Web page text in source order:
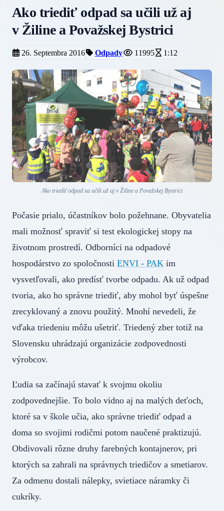
Ako triediť odpad sa učili už aj
v Žiline a Považskej Bystrici
26. Septembra 2016 Odpady 11995 1:12
Ako triediť odpad sa učili už aj v Žiline a Považskej Bystrici
Počasie prialo, účastníkov bolo požehnane. Obyvatelia
mali možnosť spraviť si test ekologickej stopy na
životnom prostredí. Odborníci na odpadové
hospodárstvo zo spoločnosti ENVI - PAK im
vysvetľovali, ako predísť tvorbe odpadu. Ak už odpad
tvoria, ako ho správne triediť, aby mohol byť úspešne
zrecyklovaný a znovu použitý. Mnohí nevedeli, že
vďaka triedeniu môžu ušetriť. Triedený zber totiž na
Slovensku uhrádzajú organizácie zodpovednosti
výrobcov.
Ľudia sa začínajú stavať k svojmu okoliu
zodpovednejšie. To bolo vidno aj na malých deťoch,
ktoré sa v škole učia, ako správne triediť odpad a
doma so svojimi rodičmi potom naučené praktizujú.
Obdivovali rôzne druhy farebných kontajnerov, pri
ktorých sa zahrali na správnych triedičov a smetiarov.
Za odmenu dostali nálepky, svietiace náramky či
cukríky.